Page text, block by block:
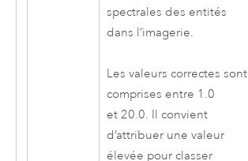
spectrales des entités
dans l’imagerie.
Les valeurs correctes sont
comprises entre 1.0
et 20.0. Il convient
d’attribuer une valeur
élevée pour classer